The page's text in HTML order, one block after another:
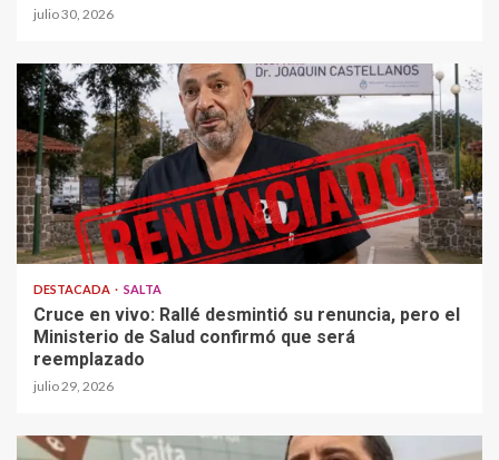
julio 30, 2026
DESTACADA SALTA
Cruce en vivo: Rallé desmintió su renuncia, pero el
Ministerio de Salud confirmó que será
reemplazado
julio 29, 2026